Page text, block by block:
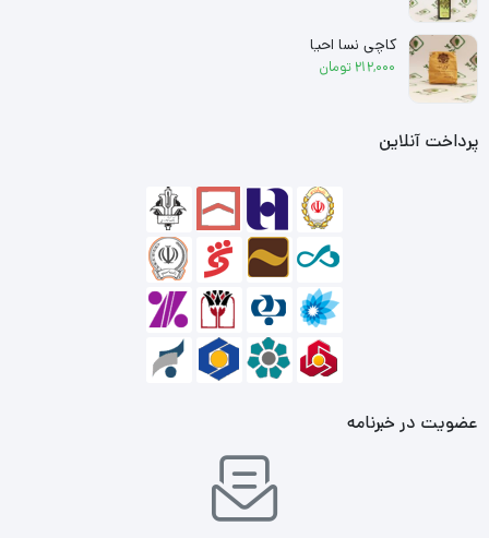
کاچی نسا احیا
212,000 تومان
پرداخت آنلاین
عضویت در خبرنامه